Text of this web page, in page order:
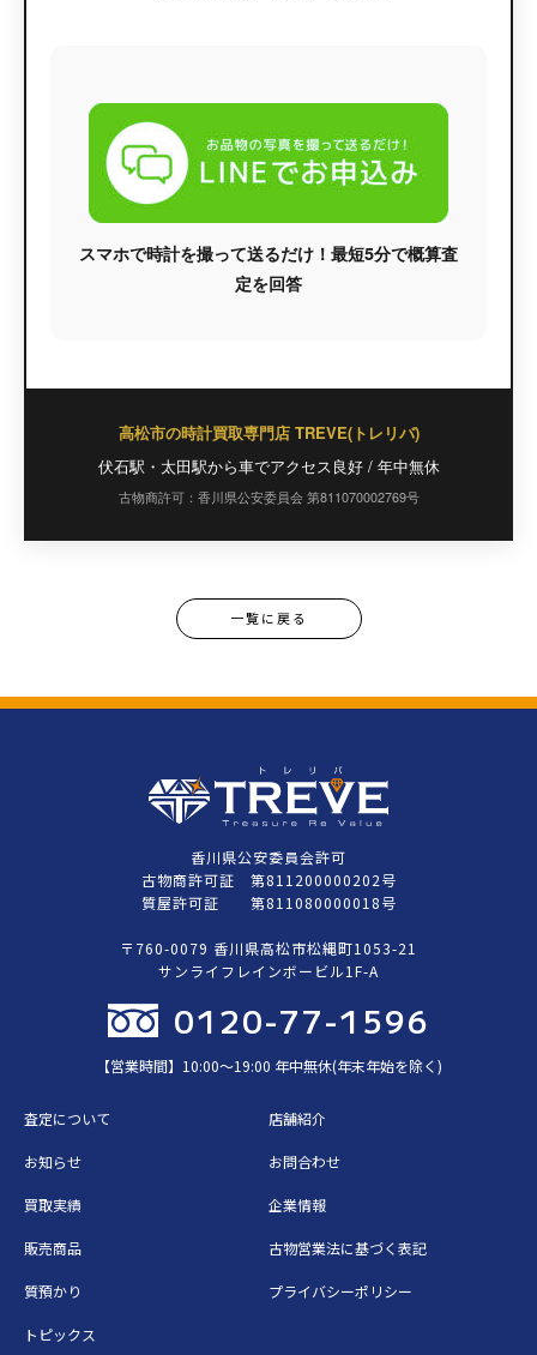
スマホで時計を撮って送るだけ！最短5分で概算査
定を回答
高松市の時計買取専門店 TREVE(トレリバ)
伏石駅・太田駅から車でアクセス良好 / 年中無休
古物商許可：香川県公安委員会 第811070002769号
一覧に戻る
香川県公安委員会許可
古物商許可証 第811200000202号
質屋許可証 第811080000018号
〒760-0079 香川県高松市松縄町1053-21
サンライフレインボービル1F-A
0120-77-1596
【営業時間】10:00〜19:00 年中無休(年末年始を除く)
査定について 店舗紹介
お知らせ お問合わせ
買取実績 企業情報
販売商品 古物営業法に基づく表記
質預かり プライバシーポリシー
トピックス